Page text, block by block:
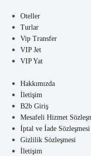
Oteller
Turlar
Vip Transfer
VIP Jet
VIP Yat
Hakkımızda
İletişim
B2b Giriş
Mesafeli Hizmet
İptal ve İade Sözleşmesi
Gizlilik Sözleşmesi
İletişim